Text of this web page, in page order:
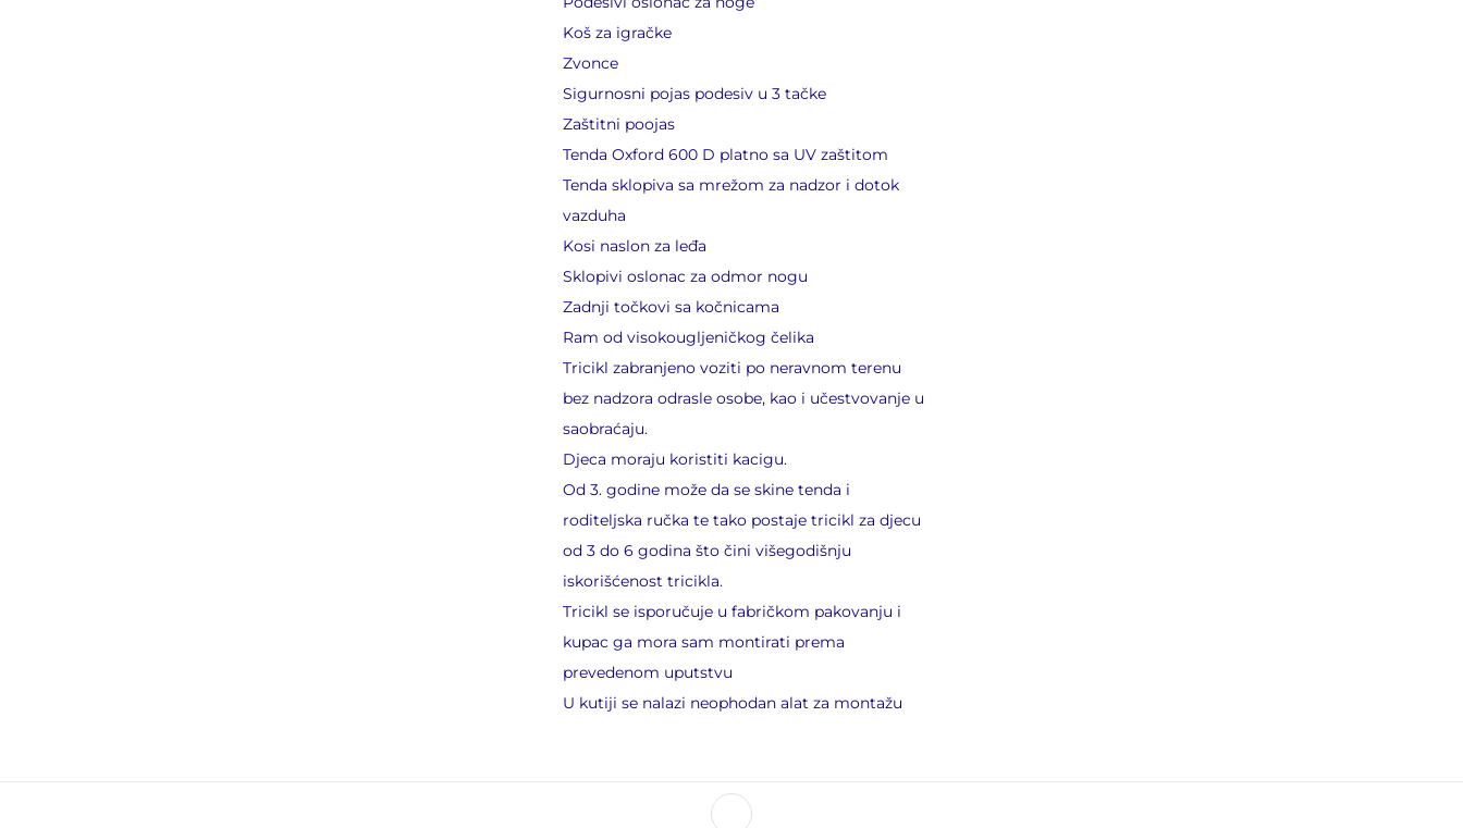
Koš za igračke
Zvonce
Sigurnosni pojas podesiv u 3 tačke
Zaštitni poojas
Tenda Oxford 600 D platno sa UV zaštitom
Tenda sklopiva sa mrežom za nadzor i dotok
vazduha
Kosi naslon za leđa
Sklopivi oslonac za odmor nogu
Zadnji točkovi sa kočnicama
Ram od visokougljeničkog čelika
Tricikl zabranjeno voziti po neravnom terenu
bez nadzora odrasle osobe, kao i učestvovanje u
saobraćaju.
Djeca moraju koristiti kacigu.
Od 3. godine može da se skine tenda i
roditeljska ručka te tako postaje tricikl za djecu
od 3 do 6 godina što čini višegodišnju
iskorišćenost tricikla.
Tricikl se isporučuje u fabričkom pakovanju i
kupac ga mora sam montirati prema
prevedenom uputstvu
U kutiji se nalazi neophodan alat za montažu